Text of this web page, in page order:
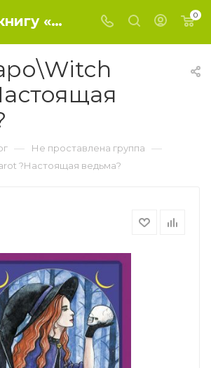
Купить книгу «КартыТаро\Witch Tarot ?Настоящая ведьма?» 2023, Блэк Сара - Не проставлена группа 0
— Не проставлена группа —
?Настоящая ведьма?